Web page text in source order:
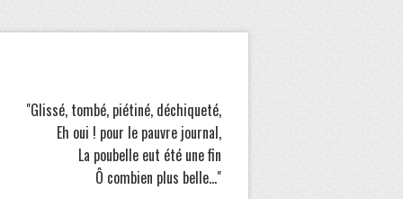
"Glissé, tombé, piétiné, déchiqueté,
Eh oui ! pour le pauvre journal,
La poubelle eut été une fin
Ô combien plus belle..."